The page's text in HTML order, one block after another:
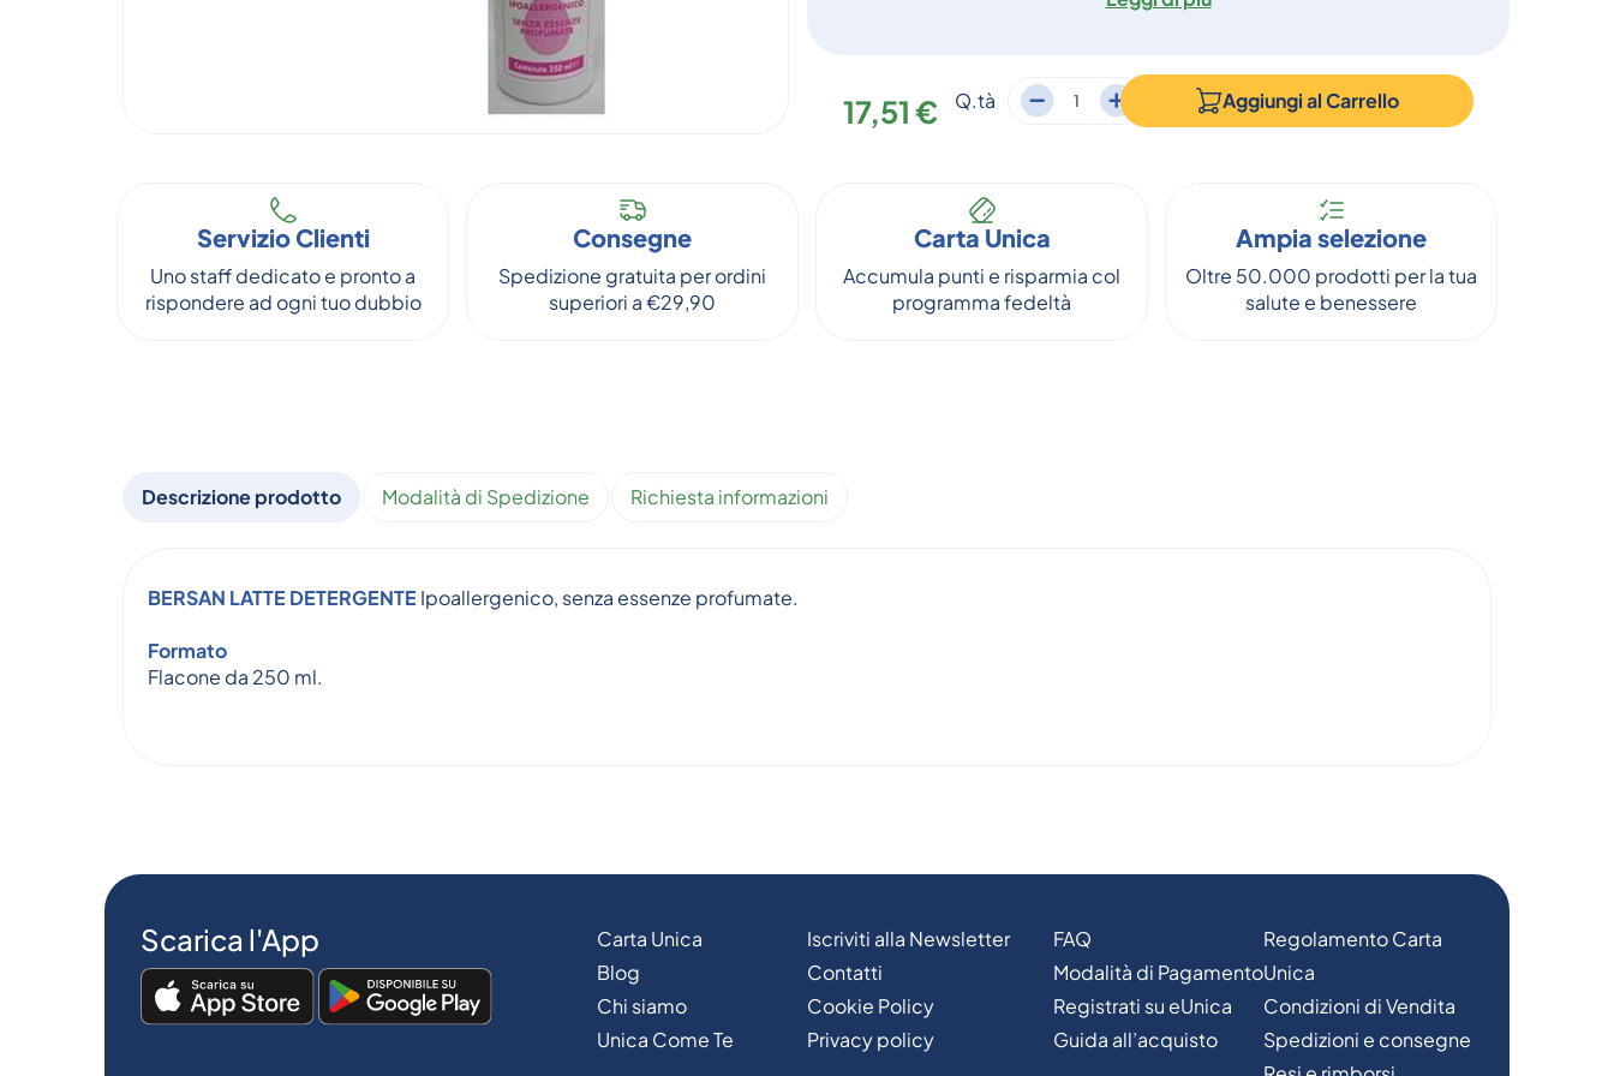
17,51 € Q.tà Aggiungi alCarrello
Servizio Clienti
Uno staff dedicato e pronto a
rispondere ad ogni tuo dubbio
Consegne
Spedizione gratuita per ordini
superiori a €29,90
Carta Unica
Accumula punti e risparmia col
programma fedeltà
Ampia selezione
Oltre 50.000 prodotti per la tua
salute e benessere
Descrizione prodotto Modalità di Spedizione Richiesta informazioni
BERSAN LATTE DETERGENTE Ipoallergenico, senza essenze profumate.
Formato
Flacone da 250 ml.
Scarica l'App
Carta Unica
Blog
Chi siamo
Unica Come Te
Iscriviti alla Newsletter
Contatti
Cookie Policy
Privacy policy
FAQ
Modalità di Pagamento
Registrati su eUnica
Guida all’acquisto
Regolamento Carta
Unica
Condizioni di Vendita
Spedizioni e consegne